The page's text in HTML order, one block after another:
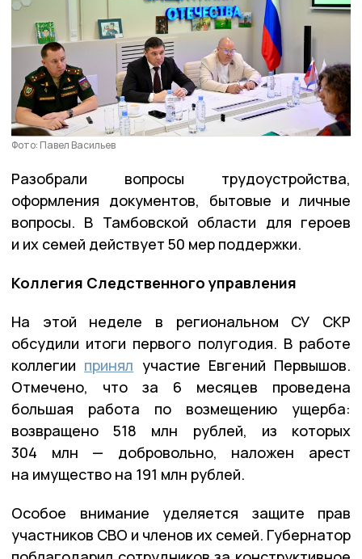
Фото: Павел Васильев
Разобрали вопросы трудоустройства,
оформления документов, бытовые и личные
вопросы. В Тамбовской области для героев
и их семей действует 50 мер поддержки.
Коллегия Следственного управления
На этой неделе в региональном СУ СКР
обсудили итоги первого полугодия. В работе
коллегии принял участие Евгений Первышов.
Отмечено, что за 6 месяцев проведена
большая работа по возмещению ущерба:
возвращено 518 млн рублей, из которых
304 млн — добровольно, наложен арест
на имущество на 191 млн рублей.
Особое внимание уделяется защите прав
участников СВО и членов их семей. Губернатор